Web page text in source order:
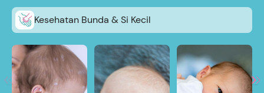
Kesehatan Bunda & Si Kecil